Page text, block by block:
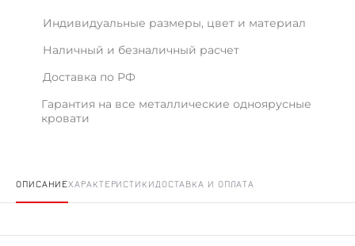
Индивидуальные размеры, цвет и материал
Наличный и безналичный расчет
Доставка по РФ
Гарантия на все металлические одноярусные
кровати
ОПИСАНИЕХАРАКТЕРИСТИКИДОСТАВКА И ОПЛАТА